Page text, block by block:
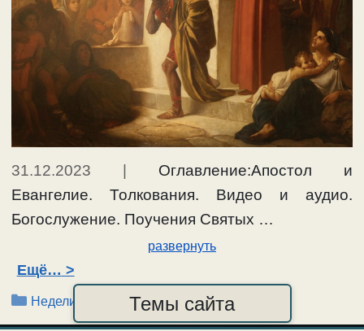
31.12.2023
Оглавление:Апостол и
Евангелие. Толкования. Видео и аудио.
Богослужение. Поучения Святых …
развернуть
Ещё…
Рубрики
Недели по 50-нице, после Троицы
Темы сайта